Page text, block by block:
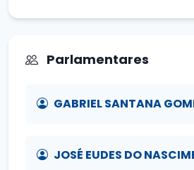
Parlamentares
GABRIEL SANTANA
JOSÉ EUDES DO